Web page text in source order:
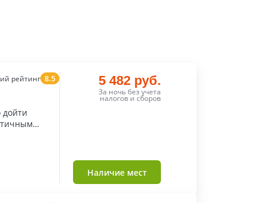
рейтинг 8.5 5 482 руб.
За ночь без учета
налогов и сборов
Наличие мест